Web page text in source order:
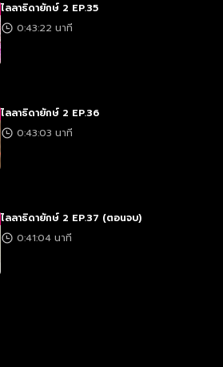
ไลลาธิดายักษ์ 2 EP.35
0:43:22 นาที
ไลลาธิดายักษ์ 2 EP.36
0:43:03 นาที
ไลลาธิดายักษ์ 2 EP.37 (ตอนจบ)
0:41:04 นาที